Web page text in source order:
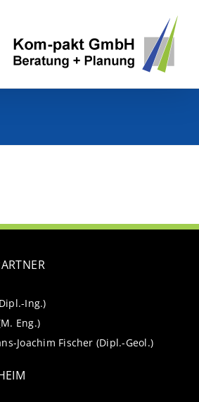
Ing.)
Eng.)
Joachim Fischer (Dipl.-Geol.)